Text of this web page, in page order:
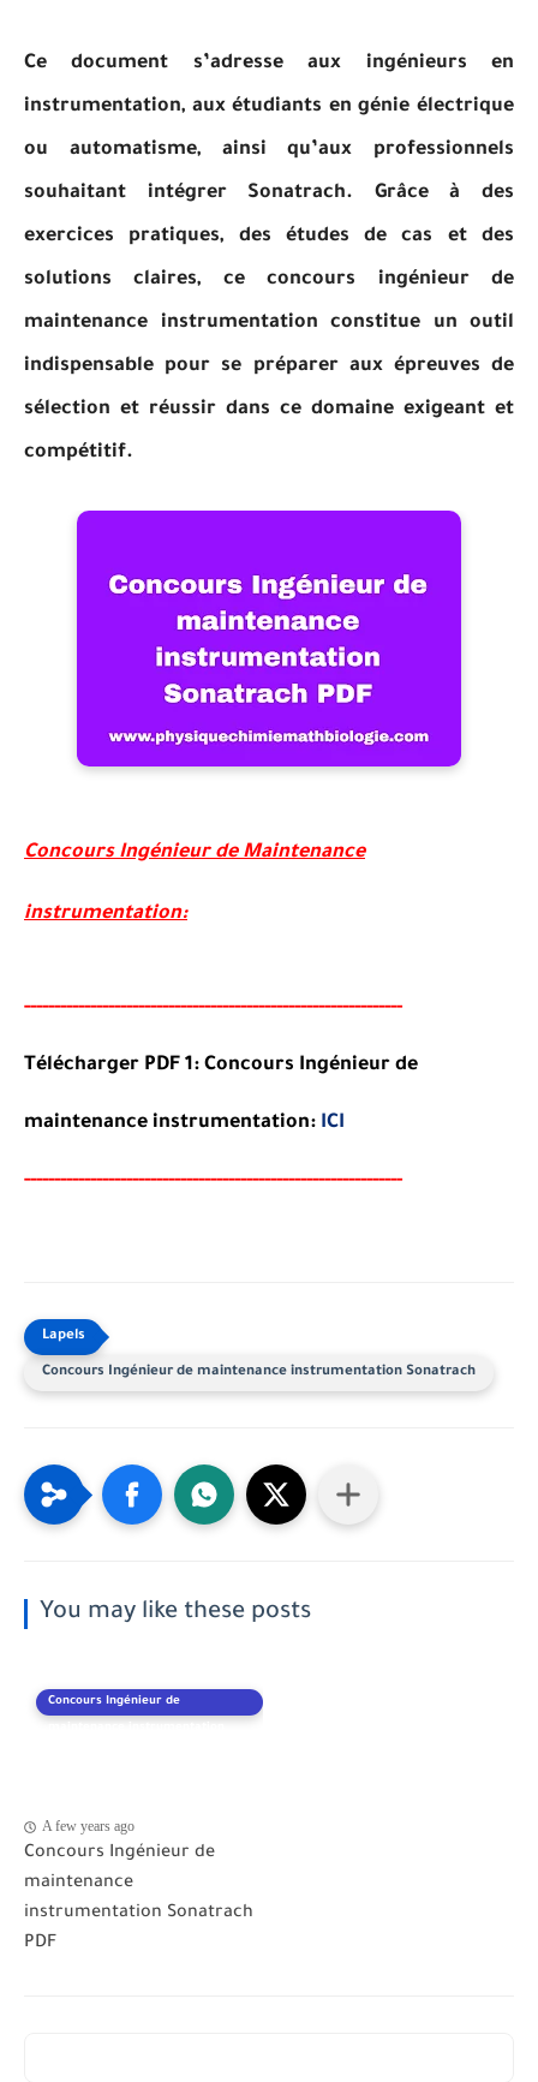
Ce document s’adresse aux ingénieurs en
instrumentation, aux étudiants en génie électrique
ou automatisme, ainsi qu’aux professionnels
souhaitant intégrer Sonatrach. Grâce à des
exercices pratiques, des études de cas et des
solutions claires, ce concours ingénieur de
maintenance instrumentation constitue un outil
indispensable pour se préparer aux épreuves de
sélection et réussir dans ce domaine exigeant et
compétitif.
Concours Ingénieur de Maintenance
instrumentation:
---------------------------------------------------------------
Télécharger PDF 1: Concours Ingénieur de
maintenance instrumentation: ICI
---------------------------------------------------------------
Concours Ingénieur de maintenance instrumentation Sonatrach
You may like these posts
Concours Ingénieur de
A few years ago
Concours Ingénieur de
maintenance
instrumentation Sonatrach
PDF